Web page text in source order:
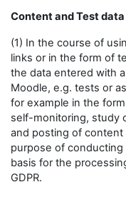
Content and Test data
(1) In the course of
links or in the form of
the data entered with
Moodle, e.g. tests or
for example in the
self-monitoring, study
and posting of content
purpose of conducting
basis for the
GDPR.